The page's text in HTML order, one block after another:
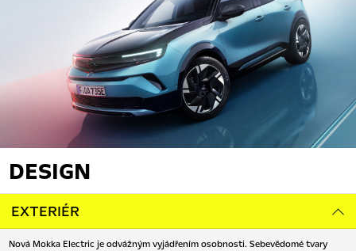
DESIGN
EXTERIÉR
Nová Mokka Electric je odvážným vyjádřením osobnosti. Sebevědomé tvary